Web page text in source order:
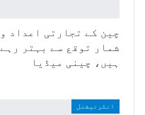
چین کے تجارتی اعداد و
شمار توقع سے بہتر رہے
ہیں، چینی میڈیا
انٹرنیشنل